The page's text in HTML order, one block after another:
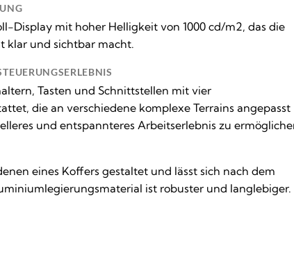
Display mit hoher Helligkeit von 1000 cd/m2, das die
klar und sichtbar macht.
Tasten und Schnittstellen mit vier
die an verschiedene komplexe Terrains angepasst
und entspannteres Arbeitserlebnis zu
eines Koffers gestaltet und lässt sich nach dem
ist robuster und langlebiger.